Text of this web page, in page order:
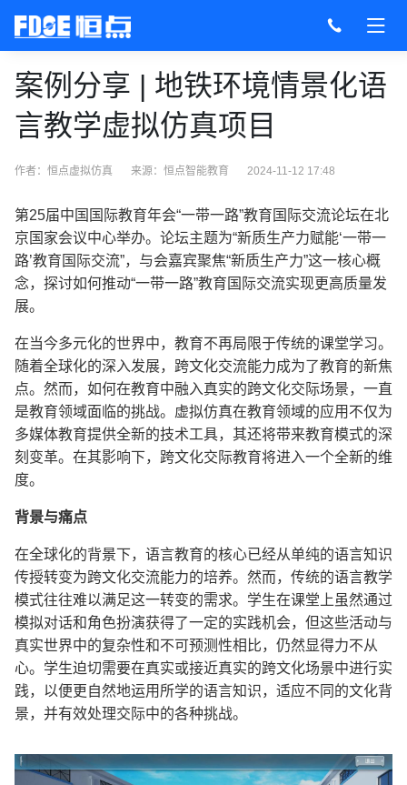
案例分享 | 地铁环境情景化语
言教学虚拟仿真项目
作者：恒点虚拟仿真 来源： 恒点智能教育 2024-11-12 17:48
第25届中国国际教育年会“一带一路”教育国际交流论坛在北
京国家会议中心举办。论坛主题为“新质生产力赋能‘一带一
路’教育国际交流”，与会嘉宾聚焦“新质生产力”这一核心概
念，探讨如何推动“一带一路”教育国际交流实现更高质量发
展。
在当今多元化的世界中，教育不再局限于传统的课堂学习。
随着全球化的深入发展，跨文化交流能力成为了教育的新焦
点。然而，如何在教育中融入真实的跨文化交际场景，一直
是教育领域面临的挑战。虚拟仿真在教育领域的应用不仅为
多媒体教育提供全新的技术工具，其还将带来教育模式的深
刻变革。在其影响下，跨文化交际教育将进入一个全新的维
度。
背景与痛点
在全球化的背景下，语言教育的核心已经从单纯的语言知识
传授转变为跨文化交流能力的培养。然而，传统的语言教学
模式往往难以满足这一转变的需求。学生在课堂上虽然通过
模拟对话和角色扮演获得了一定的实践机会，但这些活动与
真实世界中的复杂性和不可预测性相比，仍然显得力不从
心。学生迫切需要在真实或接近真实的跨文化场景中进行实
践，以便更自然地运用所学的语言知识，适应不同的文化背
景，并有效处理交际中的各种挑战。